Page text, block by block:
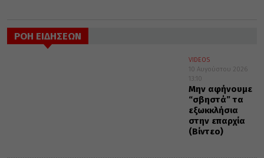
ΡΟΗ ΕΙΔΗΣΕΩΝ
VIDEOS
10 Αυγούστου 2026
13:10
Μην αφήνουμε
“σβηστά” τα
εξωκκλήσια
στην επαρχία
(Βίντεο)